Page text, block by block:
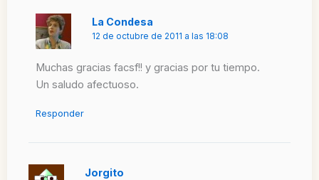
La Condesa
12 de octubre de 2011 a las 18:08
Muchas gracias facsf!! y gracias por tu tiempo.
Un saludo afectuoso.
Responder
Jorgito